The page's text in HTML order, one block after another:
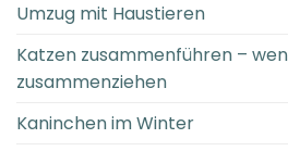
Umzug mit Haustieren
Katzen zusammenführen –
zusammenziehen
Kaninchen im Winter